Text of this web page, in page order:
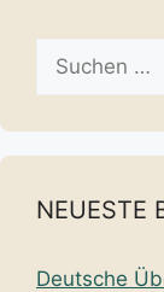
nach:
NEUESTE
Deutsche